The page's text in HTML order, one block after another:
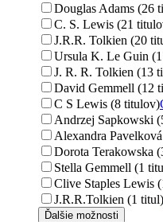
Douglas Adams (26
C. S. Lewis (21
J.R.R. Tolkien (20
Ursula K. Le Guin
J. R. R. Tolkien (13
David Gemmell (12
C S Lewis (8 titulov)
Andrzej Sapkowski
Alexandra
Dorota Terakowska
Stella Gemmell (1
Clive Staples Lewis
J.R.R.Tolkien (1 titul)
Ďalšie možnosti